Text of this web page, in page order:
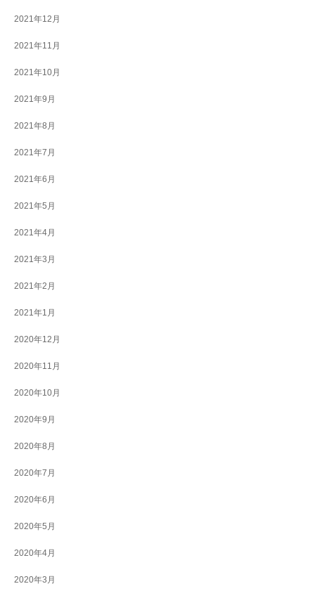
2021年12月
2021年11月
2021年10月
2021年9月
2021年8月
2021年7月
2021年6月
2021年5月
2021年4月
2021年3月
2021年2月
2021年1月
2020年12月
2020年11月
2020年10月
2020年9月
2020年8月
2020年7月
2020年6月
2020年5月
2020年4月
2020年3月